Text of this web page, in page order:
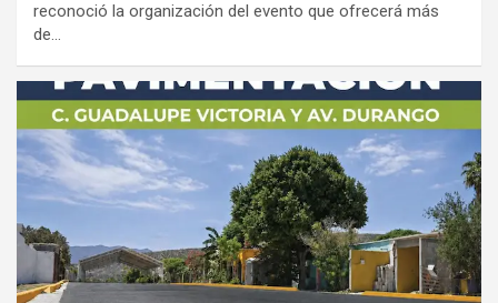
reconoció la organización del evento que ofrecerá más
de…